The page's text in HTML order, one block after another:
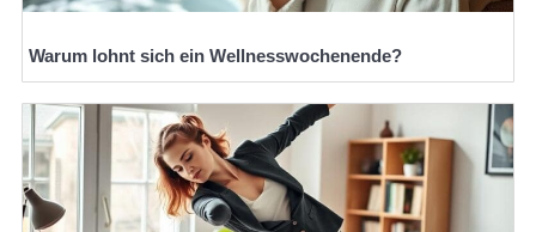
Warum lohnt sich ein Wellnesswochenende?